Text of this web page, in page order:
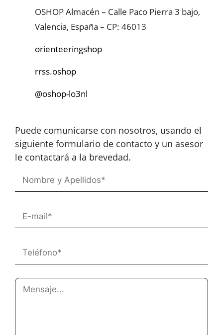
OSHOP Almacén – Calle Paco Pierra 3 bajo,
Valencia, España – CP: 46013
orienteeringshop
rrss.oshop
@oshop-lo3nl
Puede comunicarse con nosotros, usando el
siguiente formulario de contacto y un asesor
le contactará a la brevedad.